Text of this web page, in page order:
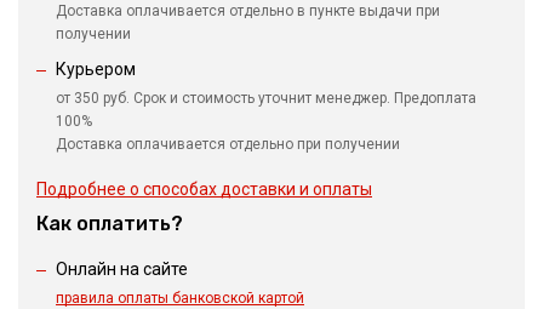
Доставка оплачивается отдельно в пункте выдачи при
получении
Курьером
от 350 руб. Срок и стоимость уточнит менеджер. Предоплата
100%
Доставка оплачивается отдельно при получении
Подробнее о способах доставки и оплаты
Как оплатить?
Онлайн на сайте
правила оплаты банковской картой